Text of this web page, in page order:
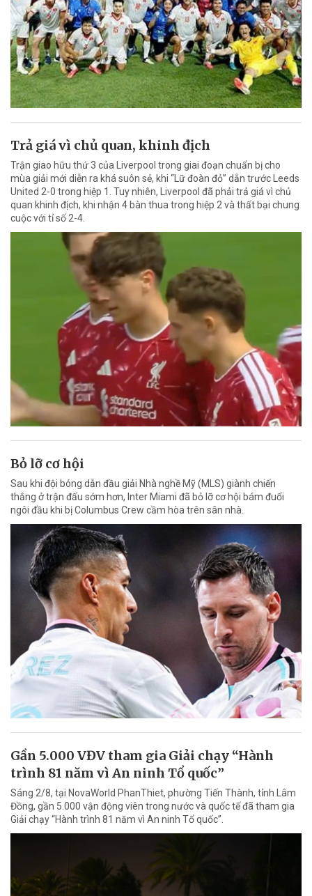
Trả giá vì chủ quan, khinh địch
Trận giao hữu thứ 3 của Liverpool trong giai đoạn chuẩn bị cho
mùa giải mới diễn ra khá suôn sẻ, khi “Lữ đoàn đỏ” dẫn trước Leeds
United 2-0 trong hiệp 1. Tuy nhiên, Liverpool đã phải trả giá vì chủ
quan khinh địch, khi nhận 4 bàn thua trong hiệp 2 và thất bại chung
cuộc với tỉ số 2-4.
Bỏ lỡ cơ hội
Sau khi đội bóng dẫn đầu giải Nhà nghề Mỹ (MLS) giành chiến
thắng ở trận đấu sớm hơn, Inter Miami đã bỏ lỡ cơ hội bám đuổi
ngôi đầu khi bị Columbus Crew cầm hòa trên sân nhà.
Gần 5.000 VĐV tham gia Giải chạy “Hành
trình 81 năm vì An ninh Tổ quốc”
Sáng 2/8, tại NovaWorld PhanThiet, phường Tiến Thành, tỉnh Lâm
Đồng, gần 5.000 vận động viên trong nước và quốc tế đã tham gia
Giải chạy “Hành trình 81 năm vì An ninh Tổ quốc”.